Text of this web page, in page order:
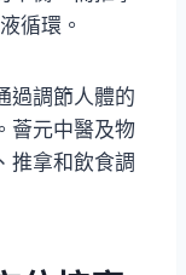
循環。
過調節人體的
薈元中醫及物
推拿和飲食調